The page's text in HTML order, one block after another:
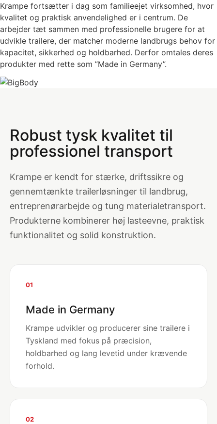
Krampe fortsætter i dag som familieejet virksomhed, hvor
kvalitet og praktisk anvendelighed er i centrum. De
arbejder tæt sammen med professionelle brugere for at
udvikle trailere, der matcher moderne landbrugs behov for
kapacitet, sikkerhed og holdbarhed. Derfor omtales deres
produkter med rette som ”Made in Germany”.
Robust tysk kvalitet til
professionel transport
Krampe er kendt for stærke, driftssikre og
gennemtænkte trailerløsninger til landbrug,
entreprenørarbejde og tung materialetransport.
Produkterne kombinerer høj lasteevne, praktisk
funktionalitet og solid konstruktion.
01
Made in Germany
Krampe udvikler og producerer sine trailere i
Tyskland med fokus på præcision,
holdbarhed og lang levetid under krævende
forhold.
02